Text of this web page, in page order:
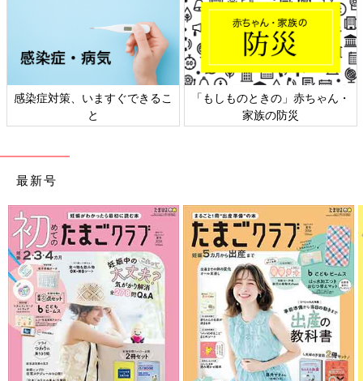
感染症対策、いますぐできるこ
と
「もしものときの」赤ちゃん・
家族の防災
最新号